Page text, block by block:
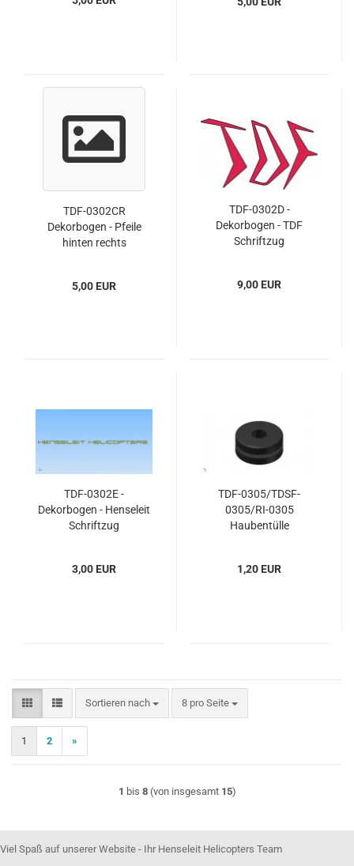
TDF-0302CR
Dekorbogen - Pfeile
hinten rechts
5,00 EUR
TDF-0302D -
Dekorbogen - TDF
Schriftzug
9,00 EUR
TDF-0302E -
Dekorbogen - Henseleit
Schriftzug
3,00 EUR
TDF-0305/TDSF-
0305/RI-0305
Haubentülle
1,20 EUR
Sortieren nach
Sortieren nach 8 pro Seite
pro Seite
1 2 »
1 bis 8(von insgesamt 15)
Viel Spaß auf unserer Website - Ihr Henseleit Helicopters Team